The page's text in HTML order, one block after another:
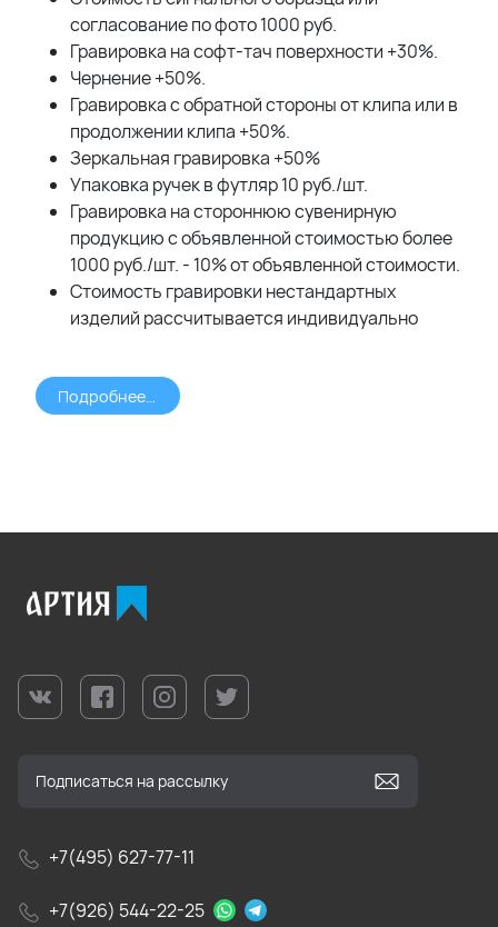
согласование по фото 1000 руб.
Гравировка на софт-тач поверхности +30%.
Чернение +50%.
Гравировка с обратной стороны от клипа или в
продолжении клипа +50%.
Зеркальная гравировка +50%
Упаковка ручек в футляр 10 руб./шт.
Гравировка на стороннюю сувенирную
продукцию с объявленной стоимостью более
1000 руб./шт. - 10% от объявленной стоимости.
Стоимость гравировки нестандартных
изделий рассчитывается индивидуально
Подробнее >>>
+7(495) 627-77-11
+7(926) 544-22-25